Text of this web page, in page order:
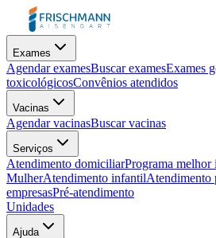
Exames
Agendar examesBuscar examesExames
toxicológicosConvênios atendidos
Vacinas
Agendar vacinasBuscar vacinas
Serviços
Atendimento domiciliarPrograma melhor
MulherAtendimento infantilAtendimento
empresasPré-atendimento
Unidades
Ajuda